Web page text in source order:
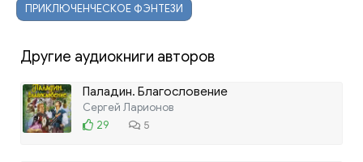
ПРИКЛЮЧЕНЧЕСКОЕ ФЭНТЕЗИ
Другие аудиокниги авторов
Паладин. Благословение
Сергей Ларионов
29
5